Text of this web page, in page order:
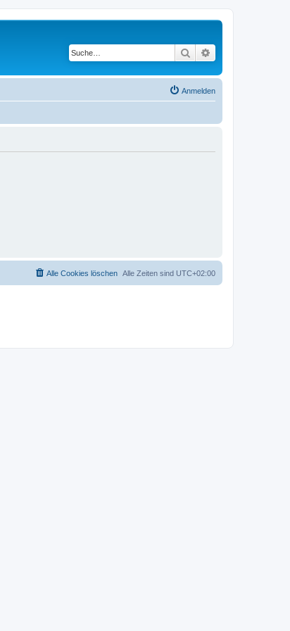
Suche
Anmelden
Alle Zeiten sind UTC+02:00
Alle Cookies löschen